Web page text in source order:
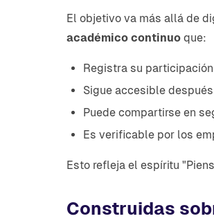
El objetivo va más allá de
académico continuo que:
Registra su
Sigue accesible
Puede compartirse en
Es verificable por los
Esto refleja el espíritu
Construidas